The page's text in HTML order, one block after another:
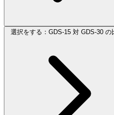
選択をする：GDS-15 対 GDS-30 の